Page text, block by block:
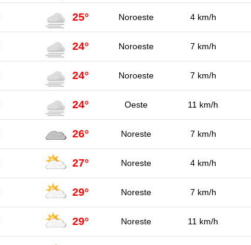
25° Noroeste 4 km/h
24° Noroeste 7 km/h
24° Noroeste 7 km/h
24° Oeste 11 km/h
26° Noreste 7 km/h
27° Noreste 4 km/h
29° Noreste 7 km/h
29° Noreste 11 km/h